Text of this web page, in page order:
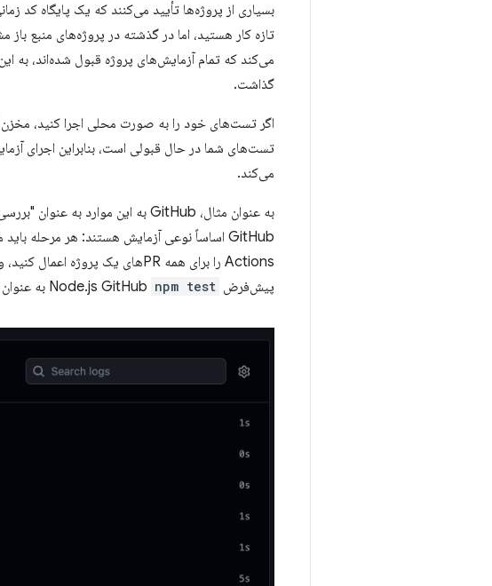
بسیاری از پروژه‌ها تأیید می‌کنند که یک پایگاه کد
می‌کند که تمام آزمایش‌های پروژه قبول شده‌اند، به
گذاشت.
تست‌های شما در حال قبولی است، بنابراین اجرای
می‌کند.
به عنوان مثال، GitHub به این موارد به عنوان "بررسی وضعیت" اشاره می کند که می توانید از طریق
GitHub اساساً نوعی آزمایش هستند: هر مرحله باید موفقیت‌آمیز باشد (نه شکست بخورد یا یک
پیش‌فرض Node.js GitHub npm test به